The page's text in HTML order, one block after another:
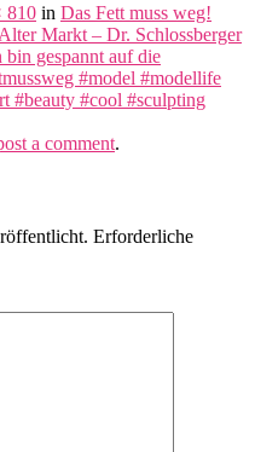
810 in Das Fett muss weg!
Markt – Dr. Schlossberger
gespannt auf die
#model #modellife
#beauty #cool #sculpting
a comment.
Erforderliche